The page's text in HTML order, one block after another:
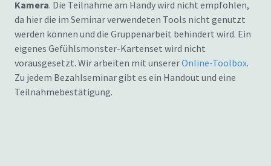
Kamera. Die Teilnahme am Handy wird nicht empfohlen,
da hier die im Seminar verwendeten Tools nicht genutzt
werden können und die Gruppenarbeit behindert wird. Ein
eigenes Gefühlsmonster-Kartenset wird nicht
vorausgesetzt. Wir arbeiten mit unsererOnline-Toolbox.
Zu jedem Bezahlseminar gibt es ein Handout und eine
Teilnahmebestätigung.